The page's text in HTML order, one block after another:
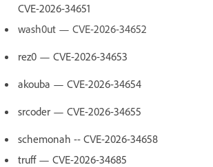
CVE-2026-34651
wash0ut — CVE-2026-34652
rez0 — CVE-2026-34653
akouba — CVE-2026-34654
srcoder — CVE-2026-34655
schemonah -- CVE-2026-34658
truff — CVE-2026-34685